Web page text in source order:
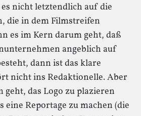
nicht letztendlich auf die
die in dem Filmstreifen
es im Kern darum geht, daß
angeblich auf
dann ist das klare
nicht ins Redaktionelle. Aber
das Logo zu plazieren
eine Reportage zu machen (die